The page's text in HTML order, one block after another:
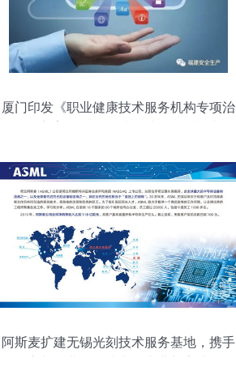
厦门印发《职业健康技术服务机构专项治
阿斯麦扩建无锡光刻技术服务基地，携手